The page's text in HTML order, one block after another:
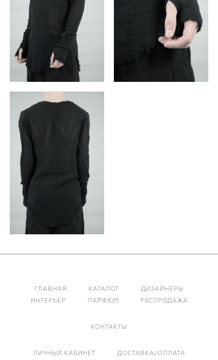
ГЛАВНАЯ КАТАЛОГ
ДИЗАЙНЕРЫ
ИНТЕРЬЕР
ПАРФЮМ РАСПРОДАЖА
КОНТАКТЫ
ЛИЧНЫЙ КАБИНЕТ ДОСТАВКА/ОПЛАТА